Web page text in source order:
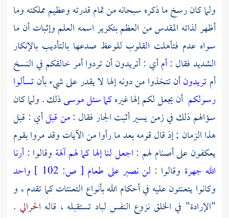
ولما كان رسخ ما ذكره سبحانه من تمام قدرته وعظيم مملكته وما
أظهر لذاته المقدس من العظم بتكرير اسمه العلم وإثبات أن ما
سواه عدم فتأهلت القلوب للوعظ صدعها بالتأديب بالإنكار
الشديد فقال :أمأي : أتريدون أن تردوا أمر خالقكم في النسخ
أمتريدون أنتتخذوا من دونه إلها لا يقدر على شيء بأنتسألوا
رسولكم أن يجعل لكم إلها غيرهكما سئل موسىذلك . ولما كان
سؤالهم ذلك في زمن يسير أثبت الجار فقال :من قبلأي : قبل
هذا الزمان ; إذ قال قومه بعد ما رأوا من الآيات وقد مروا بقوم
يعكفون على أصنام لهم :اجعل لنا إلها كما لهم آلهة وقالوا :أرنا
الله جهرة وقالوا : لن نصبر على طعام [ ص:
واحد
وكانوا يتعنتون عليه في أحكام الله بأنواع التعنتات كما تقدم ، و
"الإرادة" في الخلق نزوع النفس لباد تستقبله ، قاله الحرالي .